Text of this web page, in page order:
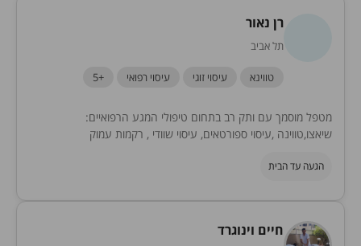
רן נאור
תל אביב
טווינא עיסוי זוגי עיסוי רפואי +5
מטפל מוסמך עם ותק רב בתחום טיפולי המגע הרפואיים:
שיאצו,טווינה ,עיסוי ספורטאים, עיסוי שוודי , רקמות עמוק
הגעה עד הבית
חיים וינוגרד